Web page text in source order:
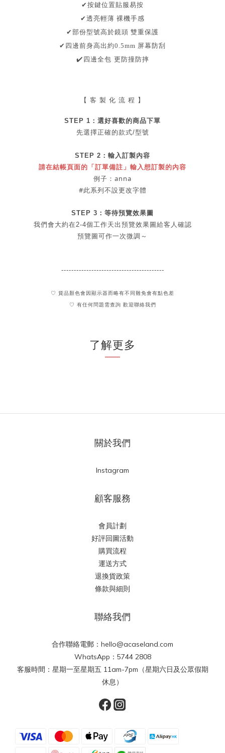
✔按鍵位置貼服易按
✔透亮輕薄 裸機手感
✔部份型號高於鏡頭 雙重保護
✔ 四邊前身高出約0.5mm 屏幕防刮
✔ 四邊全包 更防撞防摔
【 客 製 化 流 程 】
STEP 1： 選好喜歡的商品下單
先選擇正確的款式/型號
STEP 2： 輸入訂製內容
請在結帳頁面的「訂單備註」輸入想訂製的內容
例子：anna
#此系列不設更改字體
STEP 3：等待預覽效果圖
我們會大約在2-4個工作天出 預覽效果圖給客人確認
預覽圖可作一次微調～
-----------------------------------------
♡ 貨品顏色會因顯示器而略有不同難免會有點色差
♡ 有任何問題需查詢 歡迎聯絡我們
了解更多
關於我們
Instagram
顧客服務
會員計劃
好評回圖活動
購買流程
運送方式
退換貨政策
條款與細則
聯絡我們
合作聯絡電郵：hello@acaseland.com
WhatsApp：5744 2808
客服時間：星期一至星期五 11am-7pm（星期六日及公眾假期
休息）